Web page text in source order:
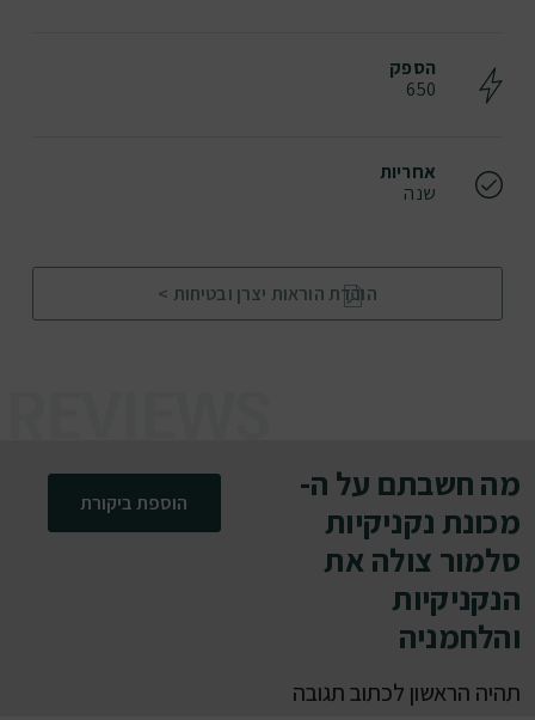
הספק
650
אחריות
שנה
הורדת הוראות יצרן ובטיחות >
מה חשבתם על ה-
מכונת נקניקיות
סלמור צולה את
הנקניקיות
והלחמניה
תהיה הראשון לכתוב תגובה
הוספת ביקורת